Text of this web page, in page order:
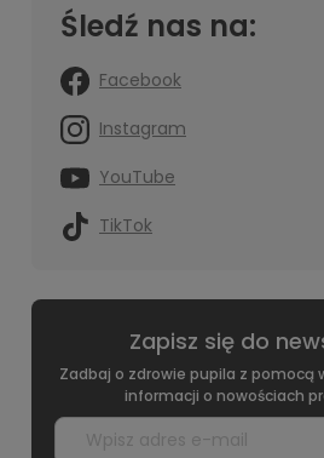
Śledź nas na:
Facebook
Instagram
YouTube
TikTok
Zapisz się do
Zadbaj o zdrowie pupila z pomocą
informacji o nowościach